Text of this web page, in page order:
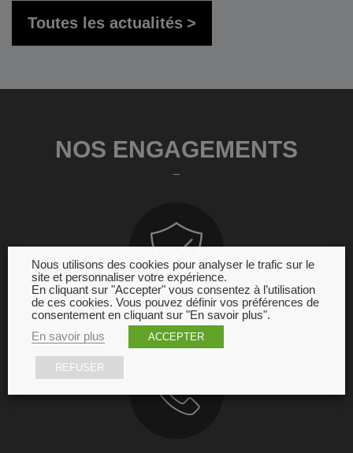
Toutes les actualités
NOS ENGAGEMENTS
GARANTIE
Nous utilisons des cookies pour analyser le trafic sur le
site et personnaliser votre expérience.
En cliquant sur "Accepter" vous consentez à l’utilisation
de ces cookies. Vous pouvez définir vos préférences de
consentement en cliquant sur "En savoir plus".
En savoir plus
ACCEPTER
REFUSER